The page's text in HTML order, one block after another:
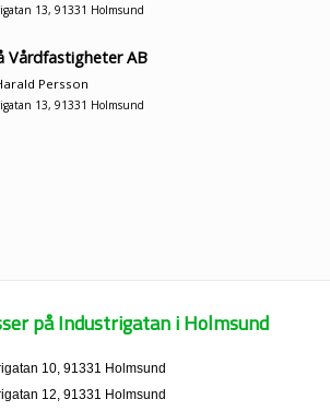
13, 91331 Holmsund
Vårdfastigheter AB
Persson
13, 91331 Holmsund
på Industrigatan i Holmsund
10, 91331 Holmsund
12, 91331 Holmsund